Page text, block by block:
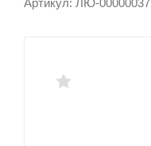
Артикул: ЛЮ-00000037